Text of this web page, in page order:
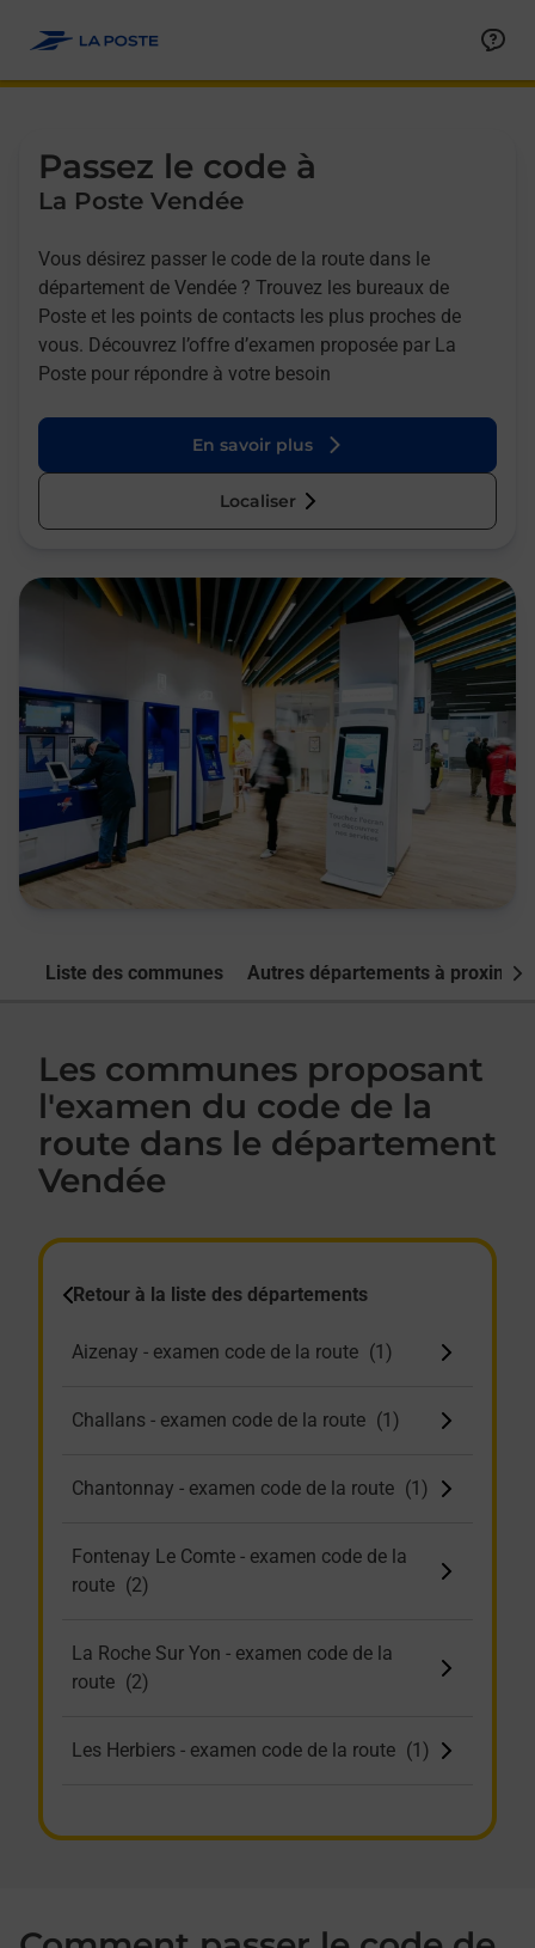
Passez le code à
La Poste Vendée
Vous désirez passer le code de la route dans le
département de Vendée ? Trouvez les bureaux de
Poste et les points de contacts les plus proches de
vous. Découvrez l’offre d’examen proposée par La
Poste pour répondre à votre besoin
En savoir plus
Localiser
Liste des communes Autres départements à proximité
Les communes proposant
l'examen du code de la
route dans le département
Vendée
Retour à la liste des départements
Aizenay - examen code de la route
Challans - examen code de la route
Chantonnay - examen code de la route
Fontenay Le Comte - examen code de la
route
La Roche Sur Yon - examen code de la
route
Les Herbiers - examen code de la route
route